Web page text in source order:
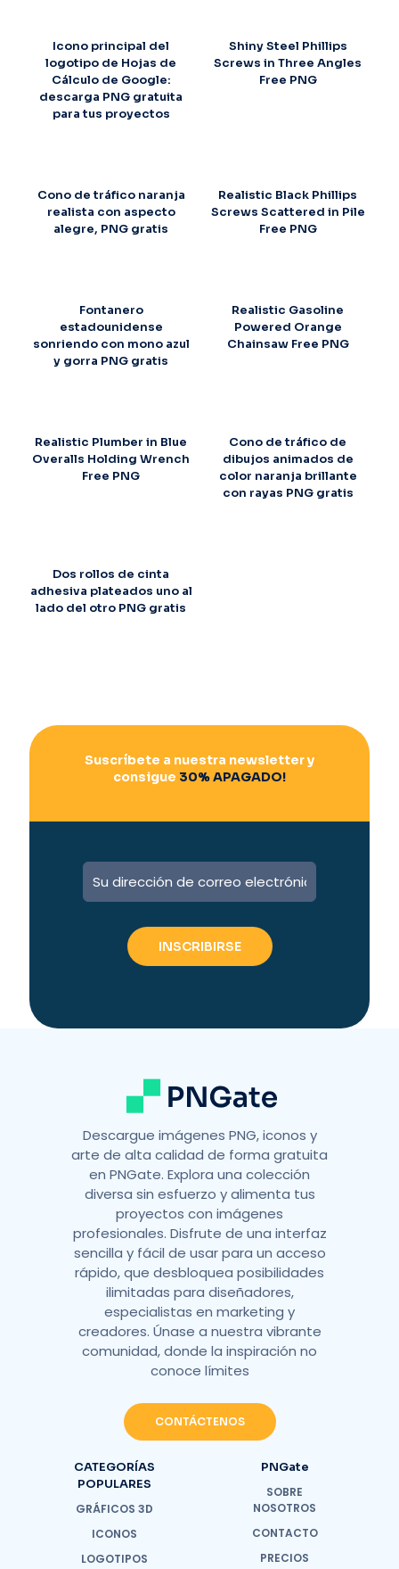
Icono principal del
logotipo de Hojas de
Cálculo de Google:
descarga PNG gratuita
para tus proyectos
Shiny Steel Phillips
Screws in Three Angles
Free PNG
Cono de tráfico naranja
realista con aspecto
alegre, PNG gratis
Realistic Black Phillips
Screws Scattered in Pile
Free PNG
Fontanero
estadounidense
sonriendo con mono azul
y gorra PNG gratis
Realistic Gasoline
Powered Orange
Chainsaw Free PNG
Realistic Plumber in Blue
Overalls Holding Wrench
Free PNG
Cono de tráfico de
dibujos animados de
color naranja brillante
con rayas PNG gratis
Dos rollos de cinta
adhesiva plateados uno al
lado del otro PNG gratis
Suscríbete a nuestra newsletter y
consigue 30% APAGADO!
Descargue imágenes PNG, iconos y
arte de alta calidad de forma gratuita
en PNGate. Explora una colección
diversa sin esfuerzo y alimenta tus
proyectos con imágenes
profesionales. Disfrute de una interfaz
sencilla y fácil de usar para un acceso
rápido, que desbloquea posibilidades
ilimitadas para diseñadores,
especialistas en marketing y
creadores. Únase a nuestra vibrante
comunidad, donde la inspiración no
conoce límites
CONTÁCTENOS
CATEGORÍAS
POPULARES
GRÁFICOS 3D
ICONOS
LOGOTIPOS
PNGate
SOBRE
NOSOTROS
CONTACTO
PRECIOS